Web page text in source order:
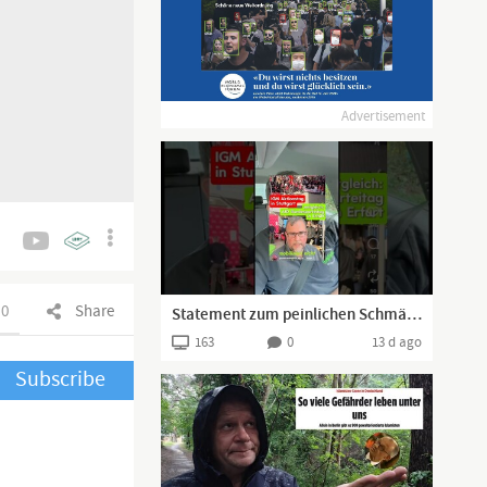
Share
0
Subscribe
Advertisement
Statement zum peinlichen Schmähvideo der #igmetall #mercedesbenz gegen Zentrum
163 0 13 d ago